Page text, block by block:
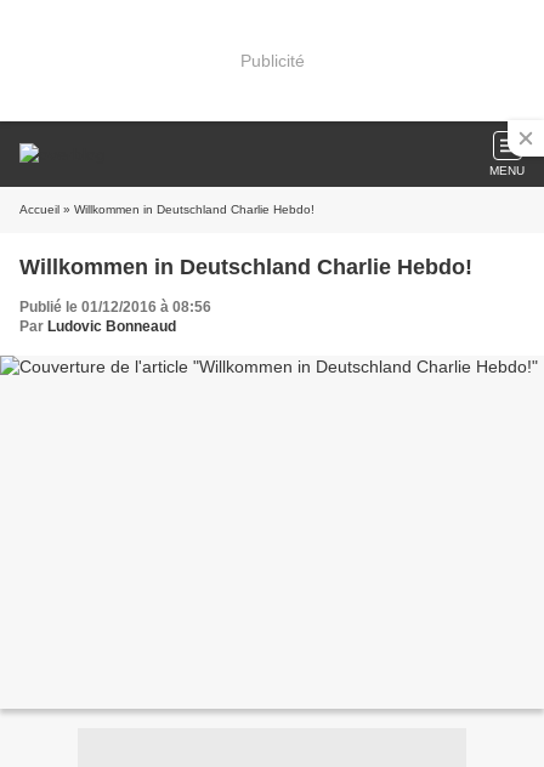
Publicité
MENU
Accueil » Willkommen in Deutschland Charlie Hebdo!
Willkommen in Deutschland Charlie Hebdo!
Publié le 01/12/2016 à 08:56
Par Ludovic Bonneaud